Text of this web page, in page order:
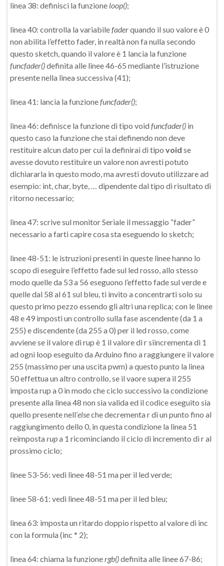
linea 38: definisci la funzione loop();
linea 40: controlla la variabilefaderquando il suo valore è 0
non abilita l’effetto fader, in realtà non fa nulla secondo
questo sketch, quando il valore è 1 lancia la funzione
funcfader()definita alle linee 46-65 mediante l’istruzione
presente nella linea successiva (41);
linea 41: lancia la funzionefuncfader();
linea 46: definisce la funzione di tipo void funcfader() in
questo caso la funzione che stai definendo non deve
restituire alcun dato per cui la definirai di tipo void se
avesse dovuto restituire un valore non avresti potuto
dichiararla in questo modo, ma avresti dovuto utilizzare ad
esempio: int, char, byte, … dipendente dal tipo di risultato di
ritorno necessario;
linea 47: scrive sul monitor Seriale il messaggio “fader”
necessario a farti capire cosa sta eseguendo lo sketch;
linee 48-51: le istruzioni presenti in queste linee hanno lo
scopo di eseguire l’effetto fade sul led rosso, allo stesso
modo quelle da 53 a 56 eseguono l’effetto fade sul verde e
quelle dal 58 al 61 sul bleu, ti invito a concentrarti solo su
questo primo pezzo essendo gli altri una replica; con le linee
48 e 49 imposti un controllo sulla fase ascendente (da 1 a
255) e discendente (da 255 a 0) per il led rosso, come
avviene se il valore di rup è 1 il valore di r siincrementa di 1
ad ogni loop eseguito da Arduino fino a raggiungere il valore
255 (massimo per una uscita pwm) a questo punto la linea
50 effettua un altro controllo, se il vaore supera il 255
imposta rup a 0 in modo che ciclo successivo la condizione
presente alla linea 48 non sia valida ed il codice eseguito sia
quello presente nell’elseche decrementa r di un punto fino al
raggiungimento dello 0, in questa condizione la linea 51
reimposta rupa 1 ricominciando il ciclo di incremento di r al
prossimo ciclo;
linee 53-56: vedi linee 48-51 ma per il led verde;
linee 58-61: vedi linee 48-51 ma per il led bleu;
linea 63: imposta un ritardo doppio rispetto al valore di inc
con la formula (inc * 2);
linea 64: chiama la funzionergb()definita alle linee 67-86;